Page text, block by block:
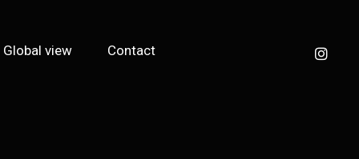
Global view Contact